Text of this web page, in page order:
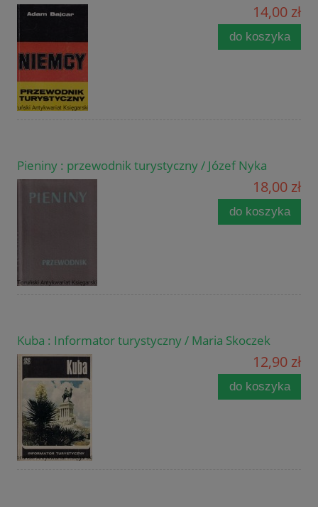
14,00 zł
do koszyka
Pieniny : przewodnik turystyczny / Józef Nyka
18,00 zł
do koszyka
Kuba : Informator turystyczny / Maria Skoczek
12,90 zł
do koszyka